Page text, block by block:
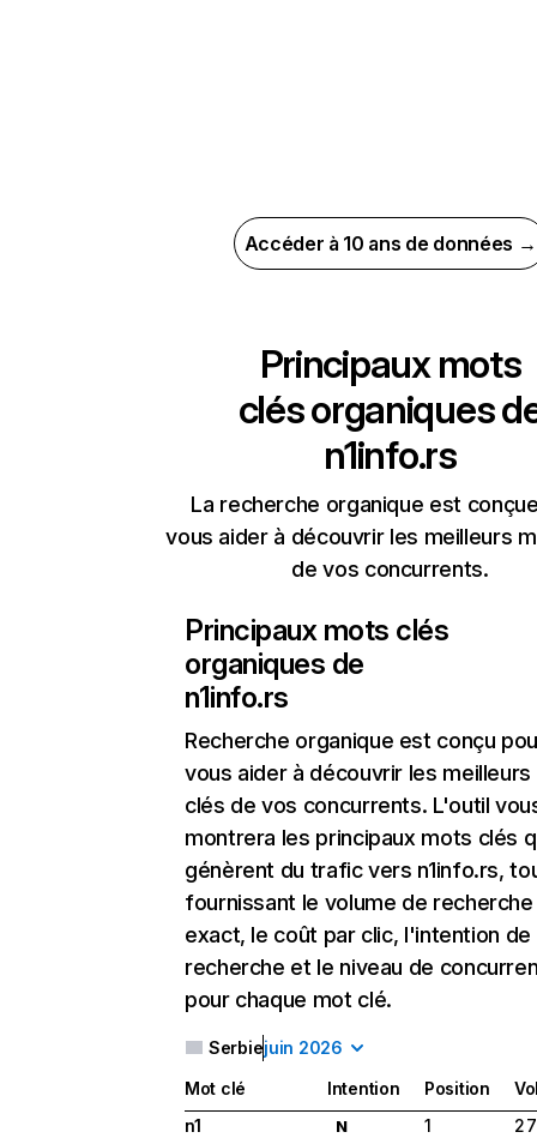
Accéder à 10 ans de données →
Principaux mots
clés organiques
n1info.rs
La recherche organique est
vous aider à découvrir les meilleurs
de vos concurrents.
Principaux mots clés
organiques de
n1info.rs
Recherche organique est conçu
vous aider à découvrir les
clés de vos concurrents. L'outil
montrera les principaux mots clés
génèrent du trafic vers n1info.rs,
fournissant le volume de recherche
exact, le coût par clic, l'intention de
recherche et le niveau de
pour chaque mot clé.
Serbiejuin 2026
Mot clé Intention Position
n1
N 1
2